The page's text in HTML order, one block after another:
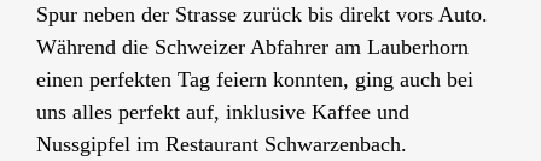
Spur neben der Strasse zurück bis direkt vors Auto.
Während die Schweizer Abfahrer am Lauberhorn
einen perfekten Tag feiern konnten, ging auch bei
uns alles perfekt auf, inklusive Kaffee und
Nussgipfel im Restaurant Schwarzenbach.